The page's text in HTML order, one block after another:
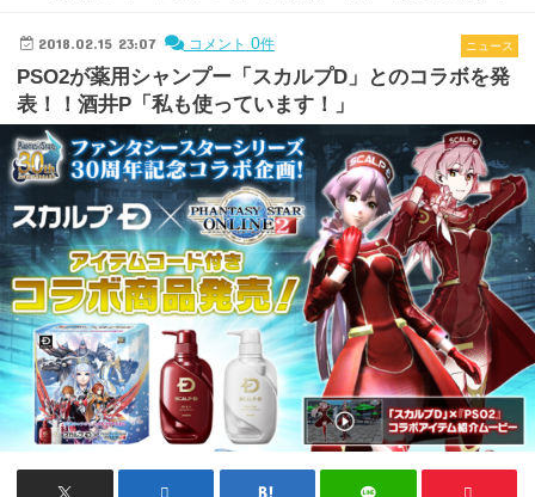
ニュース
2018.02.15 23:07 コメント 0件
PSO2が薬用シャンプー「スカルプD」とのコラボを発
表！！酒井P「私も使っています！」